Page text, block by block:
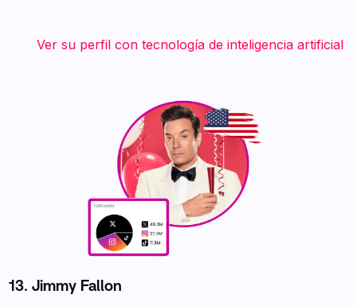
‍ ‍ ‍ ‍ ‍ ‍ ‍ Ver su perfil con tecnología de inteligencia artificial
13. Jimmy Fallon